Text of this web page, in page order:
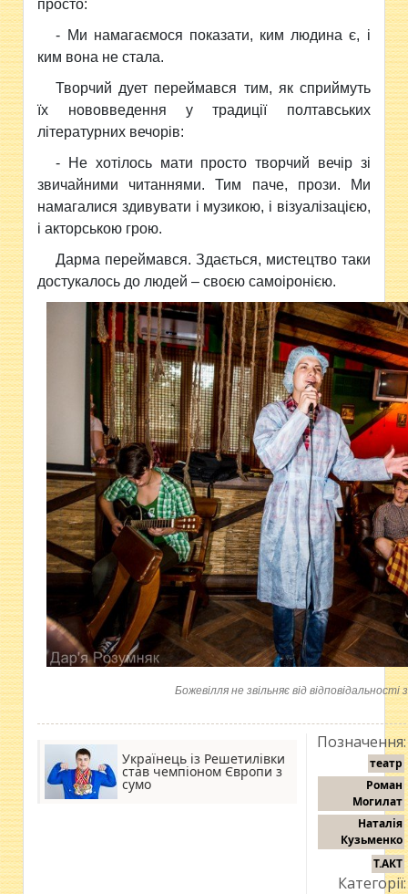
просто:
- Ми намагаємося показати, ким людина є, і
ким вона не стала.
Творчий дует переймався тим, як сприймуть
їх нововведення у традиції полтавських
літературних вечорів:
- Не хотілось мати просто творчий вечір зі
звичайними читаннями. Тим паче, прози. Ми
намагалися здивувати і музикою, і візуалізацією,
і акторською грою.
Дарма переймався. Здається, мистецтво таки
достукалось до людей – своєю самоіронією.
Божевілля не звільняє від
Українець із Решетилівки
став чемпіоном Європи з
сумо
Позначення:
театр
Роман
Могилат
Наталія
Кузьменко
Т.АКТ
Категорії: